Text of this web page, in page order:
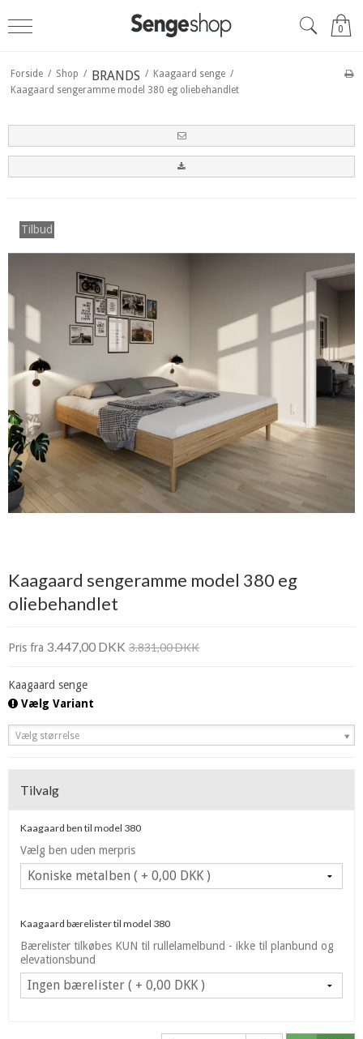
0
Forside / Shop / BRANDS / Kaagaard senge /
Kaagaard sengeramme model 380 eg oliebehandlet
Tilbud
Kaagaard sengeramme model 380 eg
oliebehandlet
Pris fra 3.447,00 DKK 3.831,00 DKK
Kaagaard senge
Vælg Variant
Vælg størrelse
Tilvalg
Kaagaard ben til model 380
Vælg ben uden merpris
Kaagaard bærelister til model 380
Bærelister tilkøbes KUN til rullelamelbund - ikke til planbund og
elevationsbund